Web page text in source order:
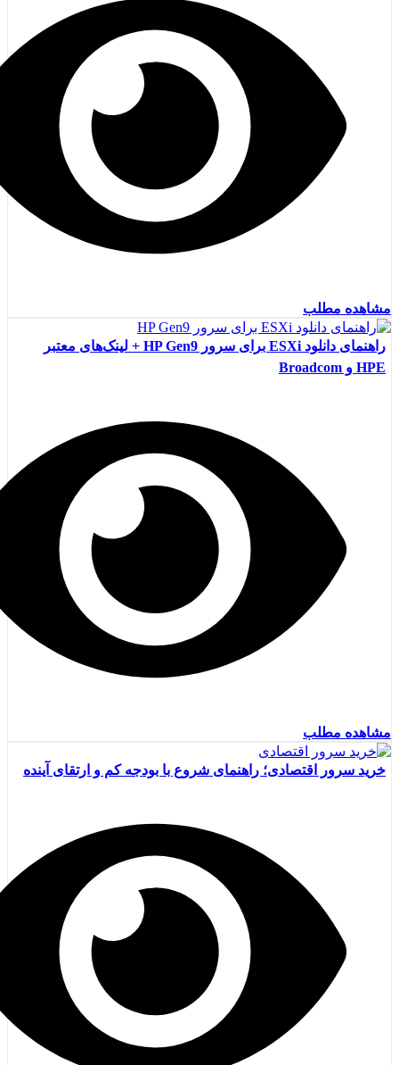
مشاهده مطلب
راهنمای دانلود ESXi برای سرور HP Gen9 + لینک‌های معتبر
HPE و Broadcom
مشاهده مطلب
خرید سرور اقتصادی؛ راهنمای شروع با بودجه کم و ارتقای آینده